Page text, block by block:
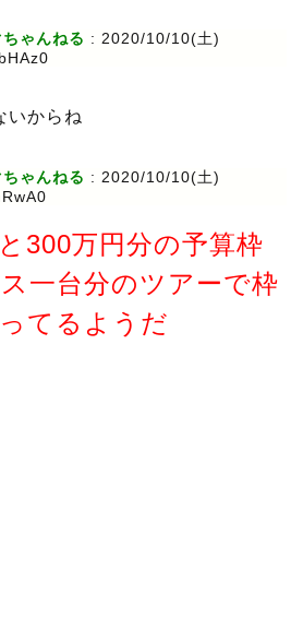
ゃんねる : 2020/10/10(土)
いからね
ゃんねる : 2020/10/10(土)
300万円分の予算枠
一台分のツアーで枠
てるようだ